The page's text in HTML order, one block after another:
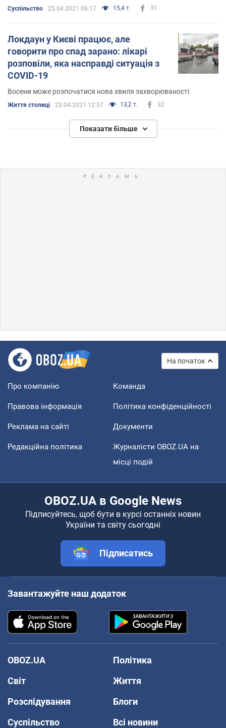
Суспільство 25.04.2021 06:17 15,4 т. 31
Локдаун у Києві працює, але
говорити про спад зарано: лікарі
розповіли, яка насправді ситуація з
COVID-19
Восени може розпочатися нова хвиля захворюваності
Життя столиці 23.04.2021 12:57 13,2 т. 32
Показати більше
На початок
Про компанію Команда
Правова інформація Політика конфіденційності
Реклама на сайті Документи
Редакційна політика
Журналісти OBOZ.UA на
місці подій
OBOZ.UA в Google News
Підписуйтесь, щоб бути в курсі останніх новин
України та світу сьогодні
Підписатись
Завантажуйте наш додаток
OBOZ.UA
Політика
Світ
Життя
Розслідування
Блоги
Суспільство
Всі новини